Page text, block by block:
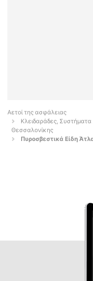
Αετοί της ασφάλειας
Κλειδαράδες,
Θεσσαλονίκης
Πυροσβεστικά Είδη